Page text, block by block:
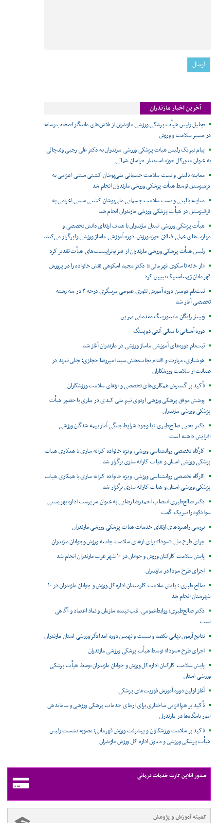
آخرین اخبار مازندران
تجلیل رئیس هیأت پزشکی ورزشی مازندران از تلاش‌های ماندگار اصحاب رسانه
در مسیر سلامت و ورزش
پیام تبریک رئیس هیات پزشکی ورزشی مازندران به دکتر علی رجبی وندچالی
به عنوان مدیرکل حوزه استاندار خراسان شمالی
معاینه بالینی و تست سلامت جسمانی ملی‌پوشان کشتی سنتی اعزامی به
قرقیزستان توسط هیأت پزشکی ورزشی مازندران انجام شد
معاینه بالینی و تست سلامت جسمانی ملی‌پوشان کشتی سنتی اعزامی به
قرقیزستان در هیأت پزشکی ورزشی مازندران انجام شد
هیأت پزشکی ورزشی استان مازندران با هدف ارتقای دانش تخصصی و
مهارت‌های عملی فعالان حوزه ورزش، دوره آموزشی ماساژ ورزشی را برگزار می‌کند.
رئیس هیأت پزشکی ورزشی مازندران از فیزیوتراپیست‌های هیأت تقدیر کرد
«از خانه تا سکوی قهرمانی»؛ دکتر مجید اسکوهی نقش خانواده را در پرورش
قهرمانان ژیمناستیک تبیین کرد
ثبت‌نام دومین دوره آموزش تئوری عمومی مربیگری درجه ۳ در سه رشته
تخصصی آغاز شد
وبینار رایگان مانیتورینگ مقدماتی تمرین
دوره آشنایی با مبانی آنتی دوپینگ
ثبت‌نام دوره‌های آموزشی ماساژ ورزشی در مازندران آغاز شد
هوشیاری، مهارت و اقدام نجات‌بخش سید امیررضا حجازی؛ تجلی تعهد در
صیانت از سلامت ورزشکاران
تأکید بر گسترش همکاری‌های تخصصی و ارتقای سلامت ورزشکاران
پوشش موفق پزشکی ورزشی اردوی تیم ملی کبدی در ساری با حضور هیأت
پزشکی ورزشی مازندران
دکتر یحیی صالح‌طبری : با وجود شرایط جنگی آمار بیمه شدگان ورزشی
افزایش داشته است
کارگاه تخصصی روانشناسی ورزشی، ویژه خانواده کاراته ساری با همکاری هیات
پزشکی ورزشی استان و هیات کاراته ساری برگزار شد
کارگاه تخصصی روانشناسی ورزشی، ویژه خانواده کاراته ساری با همکاری هیات
پزشکی ورزشی استان و هیات کاراته ساری برگزار شد
دکتر صالح‌طبری انتصاب احمدرضا رضایی به عنوان سرپرست اداره بهزیستی
سوادکوه را تبریک گفت
بررسی راهبردهای ارتقای خدمات هیات پزشکی ورزشی مازندران
جرای طرح ملی «سودا» برای ارتقای سلامت جامعه ورزش وجوانان مازندران
پایش سلامت کارکنان ورزش و جوانان در ۱۰ شهر غرب مازندران انجام شد
اجرای طرح سودا در مازندران
صالح طبری : پایش سلامت کارمندان اداره‌کل ورزش و جوانان مازندران در ۱۰
شهرستان انجام شد
دکتر صالح‌طبری: روابط‌عمومی، قلب تپنده سازمان و نماد اعتماد و آگاهی
است
نتایج آزمون نهایی یکصد و بیست و نهمین دوره امدادگر ورزشی استان مازندران
اجرای طرح «سودا» توسط هیأت پزشکی ورزشی مازندران
پایش سلامت کارکنان اداره‌کل ورزش و جوانان مازندران توسط هیأت پزشکی
ورزشی استان
آغاز اولین دوره آموزش فوریت‌های پزشکی
تأکید بر هم‌افزایی ساختاری برای ارتقای خدمات پزشکی ورزشی و ساماندهی
امور باشگاه‌ها در مازندران
تاکید بر سلامت ورزشکاران و پیشرفت ورزش قهرمانی؛ مصوبه نشست رئیس
هیأت پزشکی ورزشی و معاون اداره کل ورزش مازندران
صدور آنلاین کارت خدمات درمانی
کمیته آموزش و پژوهش